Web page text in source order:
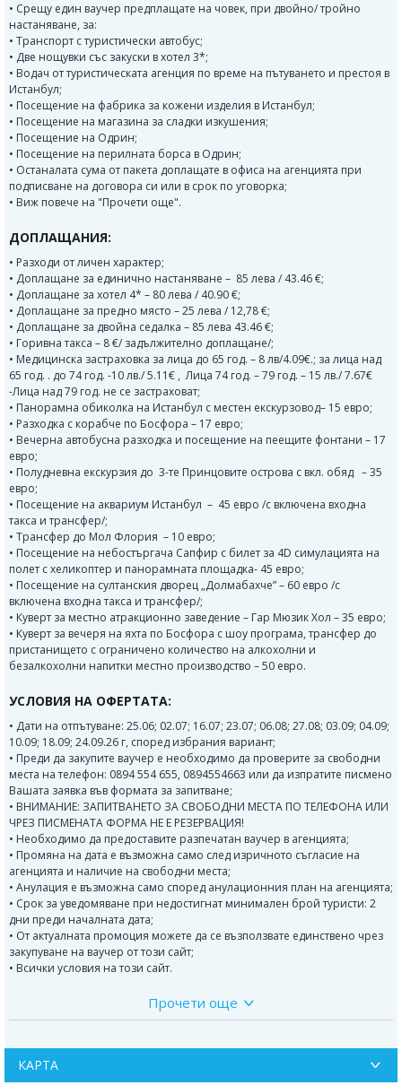
• Срещу един ваучер предплащате на човек, при двойно/ тройно
настаняване, за:
• Транспорт с туристически автобус;
• Две нощувки със закуски в хотел 3*;
• Водач от туристическата агенция по време на пътуването и престоя в
Истанбул;
• Посещение на фабрика за кожени изделия в Истанбул;
• Посещение на магазина за сладки изкушения;
• Посещение на Одрин;
• Посещение на перилната борса в Одрин;
• Останалата сума от пакета доплащате в офиса на агенцията при
подписване на договора си или в срок по уговорка;
• Виж повече на "Прочети още".
ДОПЛАЩАНИЯ:
• Разходи от личен характер;
• Доплащане за единично настаняване – 85 лева / 43.46 €;
• Доплащане за хотел 4* – 80 лева / 40.90 €;
• Доплащане за предно място – 25 лева / 12,78 €;
• Доплащане за двойна седалка – 85 лева 43.46 €;
• Горивна такса – 8 €/ задължително доплащане/;
• Медицинска застраховка за лица до 65 год. – 8 лв/4.09€.; за лица над
65 год. . до 74 год. -10 лв./ 5.11€ , Лица 74 год. – 79 год. – 15 лв./ 7.67€
-Лица над 79 год. не се застраховат;
• Панорамна обиколка на Истанбул с местен екскурзовод– 15 евро;
• Разходка с корабче по Босфора – 17 eвро;
• Вечерна автобусна разходка и посещение на пеещите фонтани – 17
евро;
• Полудневна екскурзия до 3-те Принцовите острова с вкл. обяд – 35
евро;
• Посещение на аквариум Истанбул – 45 евро /с включена входна
такса и трансфер/;
• Трансфер до Мол Флория – 10 евро;
• Посещение на небостъргача Сапфир с билет за 4D симулацията на
полет с хеликоптер и панорамната площадка- 45 евро;
• Посещение на султанския дворец „Долмабахче” – 60 евро /с
включена входна такса и трансфер/;
• Куверт за местно атракционно заведение – Гар Мюзик Хол – 35 eвро;
• Куверт за вечеря на яхта по Босфора с шоу програма, трансфер до
пристанището с ограничено количество на алкохолни и
безалкохолни напитки местно производство – 50 евро.
УСЛОВИЯ НА ОФЕРТАТА:
• Дати на отпътуване: 25.06; 02.07; 16.07; 23.07; 06.08; 27.08; 03.09; 04.09;
10.09; 18.09; 24.09.26 г, според избрания вариант;
• Преди да закупите ваучер е необходимо да проверите за свободни
места на телефон: 0894 554 655, 0894554663 или да изпратите писмено
Вашата заявка във формата за запитване;
• ВНИМАНИЕ: ЗАПИТВАНЕТО ЗА СВОБОДНИ МЕСТА ПО ТЕЛЕФОНА ИЛИ
ЧРЕЗ ПИСМЕНАТА ФОРМА НЕ Е РЕЗЕРВАЦИЯ!
• Необходимо да предоставите разпечатан ваучер в агенцията;
• Промяна на дата е възможна само след изричното съгласие на
агенцията и наличие на свободни места;
• Анулация е възможна само според анулационния план на агенцията;
• Срок за уведомяване при недостигнат минимален брой туристи: 2
дни преди началната дата;
• От актуалната промоция можете да се възползвате единствено чрез
закупуване на ваучер от този сайт;
• Всички условия на този сайт.
Програма на екскурзията:
София в 20.00 ч., от Мотел Ихтинан 20.30 часа, ОТ Шел Пазарджик –
Прочети още
КАРТА